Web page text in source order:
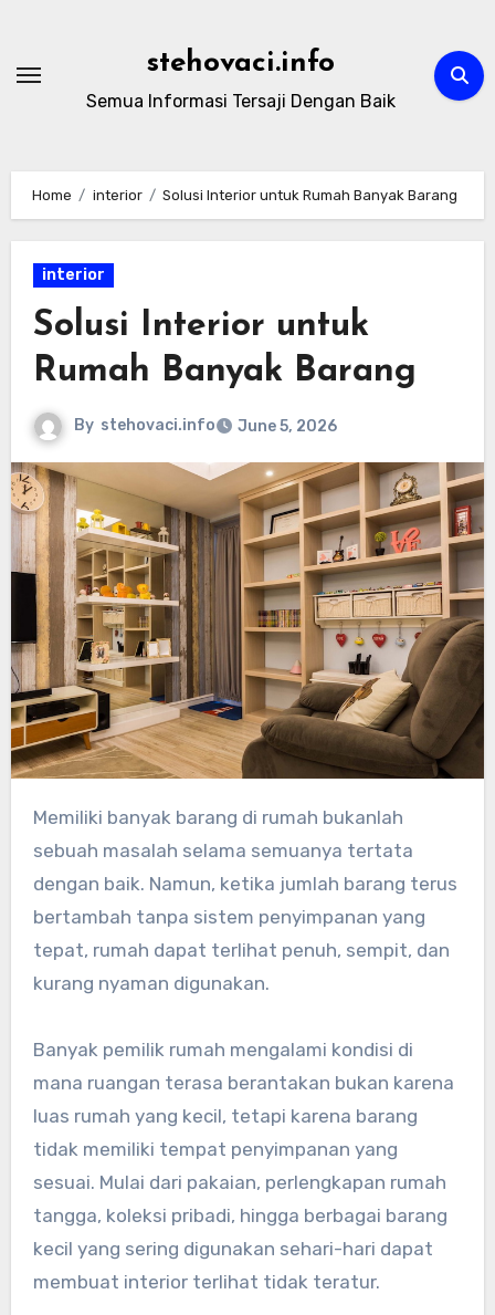
content
stehovaci.info
Semua Informasi Tersaji Dengan Baik
Home interior Solusi Interior untuk Rumah Banyak Barang
interior
Solusi Interior untuk
Rumah Banyak Barang
By stehovaci.info June 5, 2026
Memiliki banyak barang di rumah bukanlah
sebuah masalah selama semuanya tertata
dengan baik. Namun, ketika jumlah barang terus
bertambah tanpa sistem penyimpanan yang
tepat, rumah dapat terlihat penuh, sempit, dan
kurang nyaman digunakan.
Banyak pemilik rumah mengalami kondisi di
mana ruangan terasa berantakan bukan karena
luas rumah yang kecil, tetapi karena barang
tidak memiliki tempat penyimpanan yang
sesuai. Mulai dari pakaian, perlengkapan rumah
tangga, koleksi pribadi, hingga berbagai barang
kecil yang sering digunakan sehari-hari dapat
membuat interior terlihat tidak teratur.